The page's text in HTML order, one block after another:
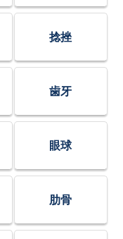
捻挫
歯牙
眼球
肋骨